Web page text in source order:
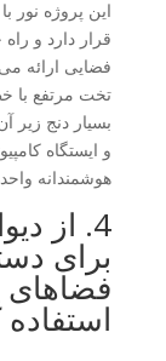
این پروژه نور
قرار دارد و
فضایی ارائه
تخت مرتفع با
بسیار دنج زیر
و ایستگاه
هوشمندانه
4. از
برای
فضاهای
استفاده